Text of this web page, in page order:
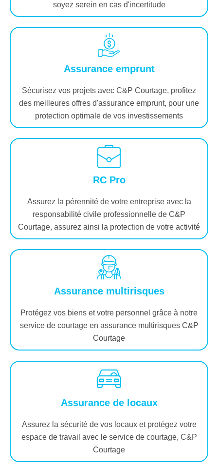
soyez serein en cas d'incertitude
Assurance emprunt
Sécurisez vos projets avec C&P Courtage, profitez
des meilleures offres d'assurance emprunt, pour une
protection optimale de vos investissements
RC Pro
Assurez la pérennité de votre entreprise avec la
responsabilité civile professionnelle de C&P
Courtage, assurez ainsi la protection de votre activité
Assurance multirisques
Protégez vos biens et votre personnel grâce à notre
service de courtage en assurance multirisques C&P
Courtage
Assurance de locaux
Assurez la sécurité de vos locaux et protégez votre
espace de travail avec le service de courtage, C&P
Courtage